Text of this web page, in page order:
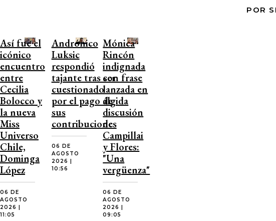
POR
Así fue el
icónico
encuentro
entre
Cecilia
Bolocco y
la nueva
Miss
Universo
Chile,
Dominga
López
06 DE
AGOSTO
2026 |
11:05
Andrónico
Luksic
respondió
tajante tras ser
cuestionado
por el pago de
sus
contribuciones
06 DE
AGOSTO
2026 |
10:56
Mónica
Rincón
indignada
con frase
lanzada en
álgida
discusión
de
Campillai
y Flores:
"Una
vergüenza"
06 DE
AGOSTO
2026 |
09:05